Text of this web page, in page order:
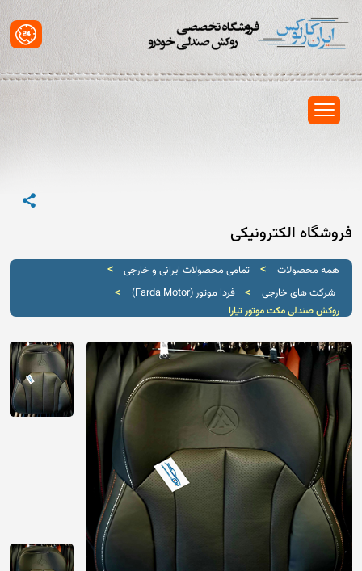
فروشگاه الکترونیکی
همه محصولات > تمامی محصولات ایرانی و خارجی >
شرکت های خارجی > فردا موتور (Farda Motor) >
روکش صندلی مکث موتور تیارا